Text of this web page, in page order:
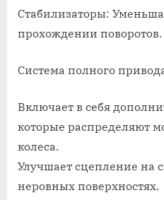
Стабилизаторы:
прохождении поворотов.
Система полного
Включает в себя
которые распределяют
колеса.
Улучшает сцепление на
неровных поверхностях.